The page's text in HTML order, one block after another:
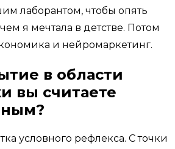
лаборантом, чтобы опять
я мечтала в детстве. Потом
и нейромаркетинг.
в области
вы считаете
условного рефлекса. С точки